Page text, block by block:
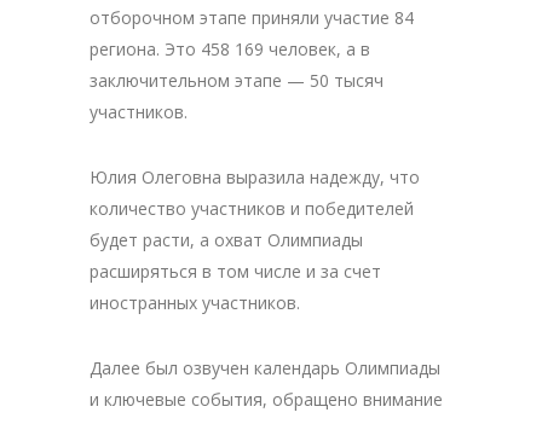
отборочном этапе приняли участие 84
региона. Это 458 169 человек, а в
заключительном этапе — 50 тысяч
участников.
Юлия Олеговна выразила надежду, что
количество участников и победителей
будет расти, а охват Олимпиады
расширяться в том числе и за счет
иностранных участников.
Далее был озвучен календарь Олимпиады
и ключевые события, обращено внимание